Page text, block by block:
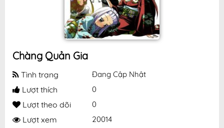
Chàng Quản Gia
Tình trạng Đang Cập Nhật
Lượt thích 0
Lượt theo dõi 0
Lượt xem 20014